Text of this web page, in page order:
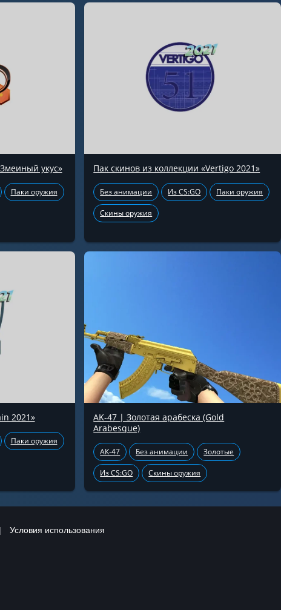
укус»
Паки оружия
Пак скинов из коллекции «Vertigo 2021»
Без анимации Из CS:GO Паки оружия
Скины оружия
2021»
Паки оружия
AK-47 | Золотая арабеска (Gold
Arabesque)
АК-47 Без анимации Золотые
Из CS:GO Скины оружия
| Условия использования